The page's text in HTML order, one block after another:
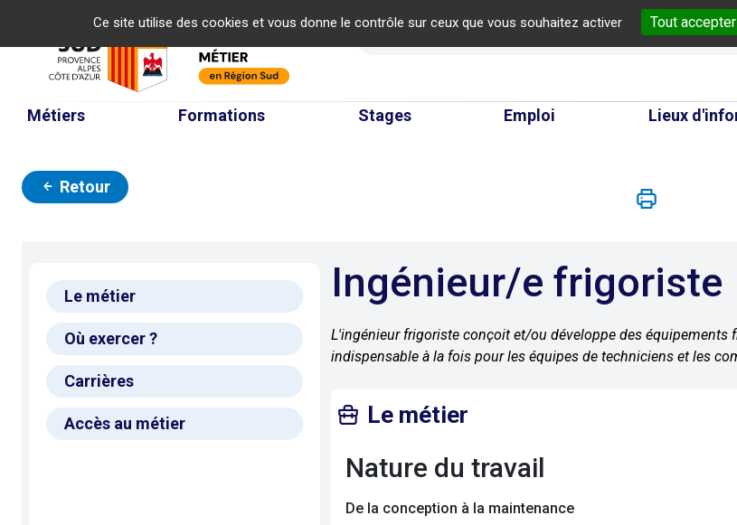
Ce site utilise des cookies et vous donne le contrôle sur ceux que vous souhaitez activer Tout accepter
Métiers Formations Stages Emploi Lieux
Retour
Le métier
Où exercer ?
Carrières
Accès au métier
Ingénieur/e frigoriste
L'ingénieur frigoriste conçoit et/ou développe des
indispensable à la fois pour les équipes de techniciens et les
Le métier
Nature du travail
De la conception à la maintenance